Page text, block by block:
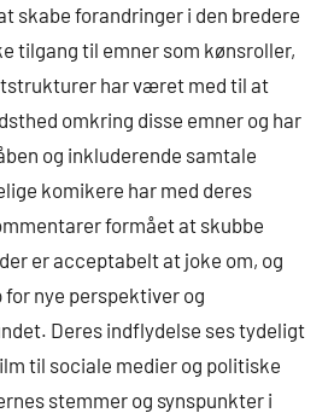
skabe forandringer i den bredere
tilgang til emner som kønsroller,
har været med til at
omkring disse emner og har
og inkluderende samtale
komikere har med deres
formået at skubbe
er acceptabelt at joke om, og
nye perspektiver og
Deres indflydelse ses tydeligt
til sociale medier og politiske
stemmer og synspunkter i